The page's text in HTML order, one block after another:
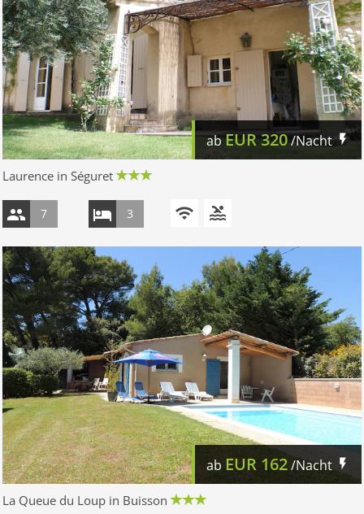
abEUR320/Nacht
Laurence in Séguret
7 3
ab EUR 162/Nacht
La Queue du Loup in Buisson